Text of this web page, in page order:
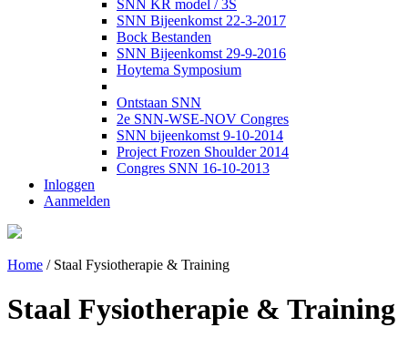
SNN KR model / 3S
SNN Bijeenkomst 22-3-2017
Bock Bestanden
SNN Bijeenkomst 29-9-2016
Hoytema Symposium
Ontstaan SNN
2e SNN-WSE-NOV Congres
SNN bijeenkomst 9-10-2014
Project Frozen Shoulder 2014
Congres SNN 16-10-2013
Inloggen
Aanmelden
Home / Staal Fysiotherapie & Training
Staal Fysiotherapie & Training